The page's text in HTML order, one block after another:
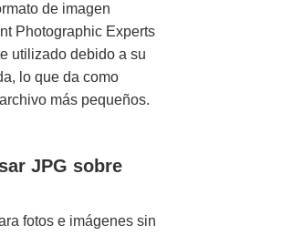
de imagen
Photographic Experts
utilizado debido a su
lo que da como
más pequeños.
JPG sobre
fotos e imágenes sin